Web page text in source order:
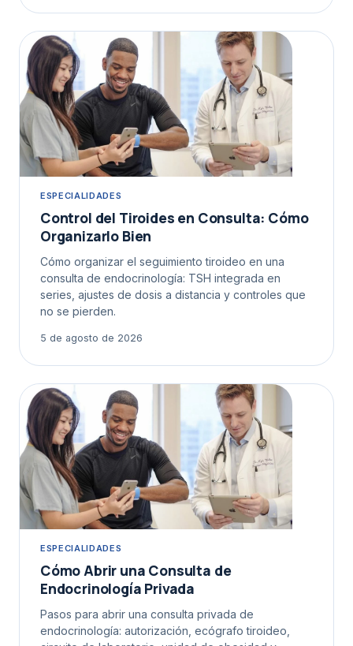
ESPECIALIDADES
Control del Tiroides en Consulta: Cómo
Organizarlo Bien
Cómo organizar el seguimiento tiroideo en una
consulta de endocrinología: TSH integrada en
series, ajustes de dosis a distancia y controles que
no se pierden.
5 de agosto de 2026
ESPECIALIDADES
Cómo Abrir una Consulta de
Endocrinología Privada
Pasos para abrir una consulta privada de
endocrinología: autorización, ecógrafo tiroideo,